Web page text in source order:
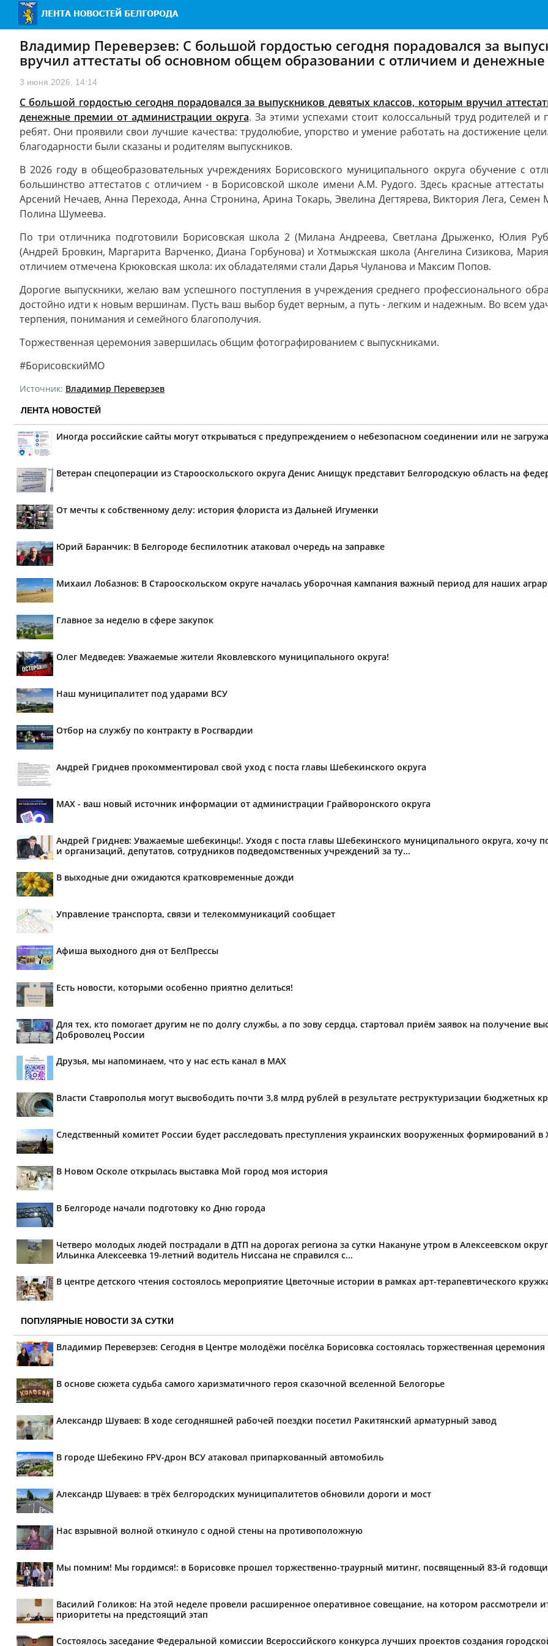
Владимир Переверзев: С большой гордостью сегодня порадовался за
вручил аттестаты об основном общем образовании с отличием и
3 июня 2026, 14:14
С большой гордостью сегодня порадовался за выпускников девятых классов, которым вручил
денежные премии от администрации округа. За этими успехами стоит колоссальный труд родителей
ребят. Они проявили свои лучшие качества: трудолюбие, упорство и умение работать на достижение
благодарности были сказаны и родителям выпускников.
В 2026 году в общеобразовательных учреждениях Борисовского муниципального округа обучение с
большинство аттестатов с отличием - в Борисовской школе имени А.М. Рудого. Здесь красные
Арсений Нечаев, Анна Перехода, Анна Стронина, Арина Токарь, Эвелина Дегтярева, Виктория Лега,
Полина Шумеева.
По три отличника подготовили Борисовская школа 2 (Милана Андреева, Светлана Дрыженко, Юлия
(Андрей Бровкин, Маргарита Варченко, Диана Горбунова) и Хотмыжская школа (Ангелина Сизикова,
отличием отмечена Крюковская школа: их обладателями стали Дарья Чуланова и Максим Попов.
Дорогие выпускники, желаю вам успешного поступления в учреждения среднего профессионального
достойно идти к новым вершинам. Пусть ваш выбор будет верным, а путь - легким и надежным. Во всем
терпения, понимания и семейного благополучия.
Торжественная церемония завершилась общим фотографированием с выпускниками.
#БорисовскийМО
Источник: Владимир Переверзев
ЛЕНТА НОВОСТЕЙ
Иногда российские сайты могут открываться с предупреждением о небезопасном соединении или не
Ветеран спецоперации из Старооскольского округа Денис Анищук представит Белгородскую область на
От мечты к собственному делу: история флориста из Дальней Игуменки
Юрий Баранчик: В Белгороде беспилотник атаковал очередь на заправке
Михаил Лобазнов: В Старооскольском округе началась уборочная кампания важный период для наших
Главное за неделю в сфере закупок
Олег Медведев: Уважаемые жители Яковлевского муниципального округа!
Наш муниципалитет под ударами ВСУ
Отбор на службу по контракту в Росгвардии
Андрей Гриднев прокомментировал свой уход с поста главы Шебекинского округа
MAX - ваш новый источник информации от администрации Грайворонского округа
Андрей Гриднев: Уважаемые шебекинцы!. Уходя с поста главы Шебекинского муниципального округа, хочу
и организаций, депутатов, сотрудников подведомственных учреждений за ту...
В выходные дни ожидаются кратковременные дожди
Управление транспорта, связи и телекоммуникаций сообщает
Афиша выходного дня от БелПрессы
Есть новости, которыми особенно приятно делиться!
Для тех, кто помогает другим не по долгу службы, а по зову сердца, стартовал приём заявок на получение
Доброволец России
Друзья, мы напоминаем, что у нас есть канал в МАХ
Власти Ставрополья могут высвободить почти 3,8 млрд рублей в результате реструктуризации бюджетных
Следственный комитет России будет расследовать преступления украинских вооруженных формирований в
В Новом Осколе открылась выставка Мой город моя история
В Белгороде начали подготовку ко Дню города
Четверо молодых людей пострадали в ДТП на дорогах региона за сутки Накануне утром в Алексеевском
Ильинка Алексеевка 19-летний водитель Ниссана не справился с...
В центре детского чтения состоялось мероприятие Цветочные истории в рамках арт-терапевтического
ПОПУЛЯРНЫЕ НОВОСТИ ЗА СУТКИ
Владимир Переверзев: Сегодня в Центре молодёжи посёлка Борисовка состоялась торжественная
В основе сюжета судьба самого харизматичного героя сказочной вселенной Белогорье
Александр Шуваев: В ходе сегодняшней рабочей поездки посетил Ракитянский арматурный завод
В городе Шебекино FPV-дрон ВСУ атаковал припаркованный автомобиль
Александр Шуваев: в трёх белгородских муниципалитетов обновили дороги и мост
Нас взрывной волной откинуло с одной стены на противоположную
Мы помним! Мы гордимся!: в Борисовке прошел торжественно-траурный митинг, посвященный 83-й
Василий Голиков: На этой неделе провели расширенное оперативное совещание, на котором рассмотрели
приоритеты на предстоящий этап
Состоялось заседание Федеральной комиссии Всероссийского конкурса лучших проектов создания